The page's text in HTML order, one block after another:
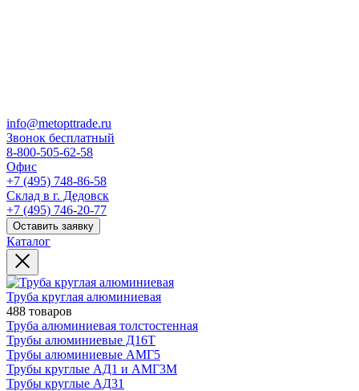
info@metopttrade.ru
Звонок бесплатный
8-800-505-62-58
Офис
+7 (495) 748-86-58
Склад в г. Дедовск
+7 (495) 746-20-77
Оставить заявку
Каталог
Труба круглая алюминиевая
488 товаров
Труба алюминиевая толстостенная
Трубы алюминиевые Д16Т
Трубы алюминиевые АМГ5
Трубы круглые АД1 и АМГ3М
Трубы круглые АД31